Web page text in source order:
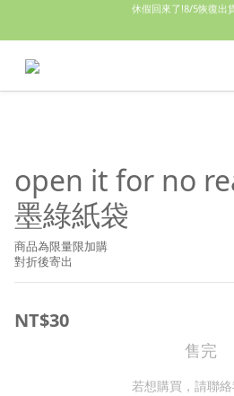
手機殼皆為預購需等7
open it for no
墨綠紙袋
商品為限量限加購
對折後寄出
NT$30
售完
若想購買，請聯絡